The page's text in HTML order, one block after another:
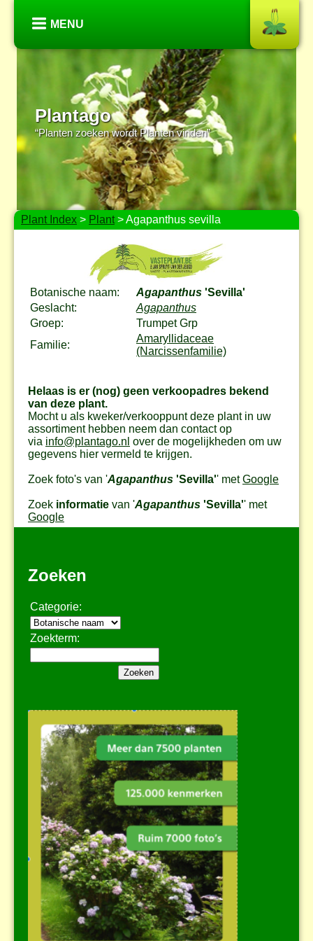
MENU
Plantago
“Planten zoeken wordt Planten vinden”
Plant Index > Plant> Agapanthus sevilla
Botanische naam: Agapanthus 'Sevilla'
Geslacht:
Agapanthus
Groep:
Trumpet Grp
Familie:
Amaryllidaceae
(Narcissenfamilie)
Helaas is er (nog) geen verkoopadres bekend
van deze plant.
Mocht u als kweker/verkooppunt deze plant in uw
assortiment hebben neem dan contact op
via info@plantago.nl over de mogelijkheden om uw
gegevens hier vermeld te krijgen.
Zoek foto's van 'Agapanthus 'Sevilla'' metGoogle
Zoek informatie van 'Agapanthus 'Sevilla'' met
Google
Zoeken
Categorie:
Zoekterm: